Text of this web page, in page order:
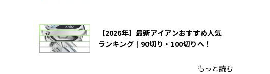
【2026年】最新アイアンおすすめ人気
ランキング｜90切り・100切りへ！
もっと読む